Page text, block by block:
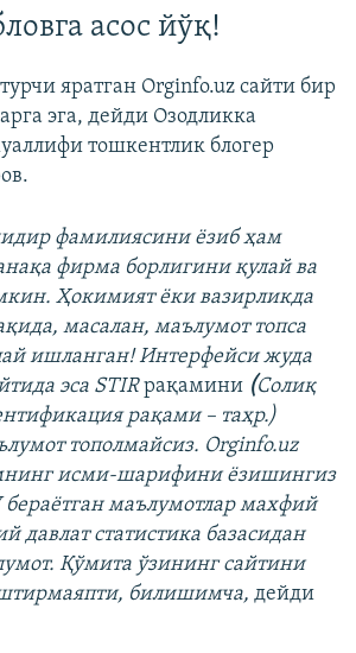
асос йўқ!
яратган Orginfo.uz сайти бир
эга, дейди Озодликка
тошкентлик блогер
фамилиясини ёзиб ҳам
фирма борлигини қулай ва
Ҳокимият ёки вазирликда
масалан, маълумот топса
ишланган! Интерфейси жуда
эса STIR рақамини (Солиқ
рақами – таҳр.)
тополмайсиз. Orginfo.uz
исми-шарифини ёзишингиз
бераётган маълумотлар махфий
давлат статистика базасидан
Қўмита ўзининг сайтини
билишимча, дейди